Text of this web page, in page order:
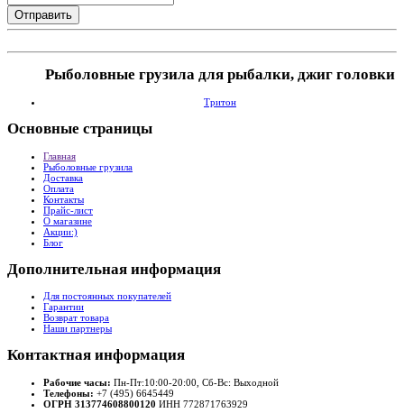
Рыболовные грузила для рыбалки, джиг головки
Тритон
Основные страницы
Главная
Рыболовные грузила
Доставка
Оплата
Контакты
Прайс-лист
О магазине
Акции:)
Блог
Дополнительная информация
Для постоянных покупателей
Гарантии
Возврат товара
Наши партнеры
Контактная информация
Рабочие часы: Пн-Пт:10:00-20:00, Сб-Вс: Выходной
Телефоны: +7 (495) 6645449
ОГРН 313774608800120 ИНН 772871763929